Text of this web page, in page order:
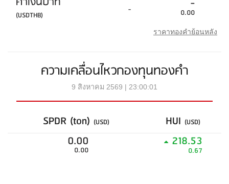
(USDTHB) - -
0.00
ราคาทองคำย้อนหลัง
ความเคลื่อนไหวกองทุนทองคำ
9 สิงหาคม 2569 | 23:00:01
SPDR (ton) (USD) HUI (USD)
0.00
0.00
218.53
0.67